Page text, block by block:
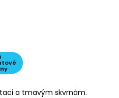
a tmavým skvrnám.